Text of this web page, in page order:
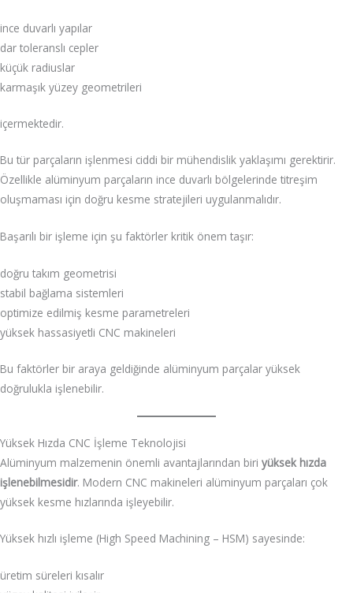
ince duvarlı yapılar
dar toleranslı cepler
küçük radiuslar
karmaşık yüzey geometrileri
içermektedir.
Bu tür parçaların işlenmesi ciddi bir mühendislik yaklaşımı gerektirir.
Özellikle alüminyum parçaların ince duvarlı bölgelerinde titreşim
oluşmaması için doğru kesme stratejileri uygulanmalıdır.
Başarılı bir işleme için şu faktörler kritik önem taşır:
doğru takım geometrisi
stabil bağlama sistemleri
optimize edilmiş kesme parametreleri
yüksek hassasiyetli CNC makineleri
Bu faktörler bir araya geldiğinde alüminyum parçalar yüksek
doğrulukla işlenebilir.
Yüksek Hızda CNC İşleme Teknolojisi
Alüminyum malzemenin önemli avantajlarından biri yüksek hızda
işlenebilmesidir. Modern CNC makineleri alüminyum parçaları çok
yüksek kesme hızlarında işleyebilir.
Yüksek hızlı işleme (High Speed Machining – HSM) sayesinde:
üretim süreleri kısalır